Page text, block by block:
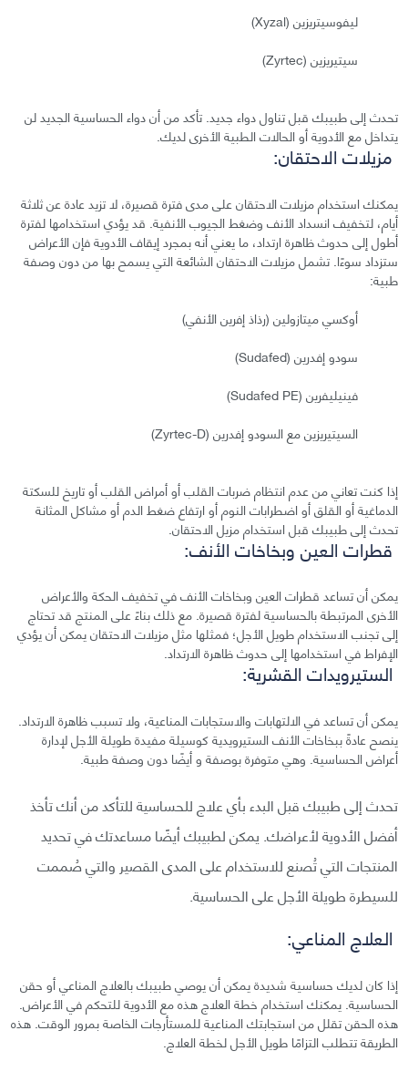
ليفوسيتريزين (Xyzal)
سيتيريزين (Zyrtec)
تحدث إلى طبيبك قبل تناول دواء جديد. تأكد من أن دواء الحساسية الجديد لن
يتداخل مع الأدوية أو الحالات الطبية الأخرى لديك.
مزيلات الاحتقان:
يمكنك استخدام مزيلات الاحتقان على مدى فترة قصيرة، لا تزيد عادة عن ثلاثة
أيام، لتخفيف انسداد الأنف وضغط الجيوب الأنفية. قد يؤدي استخدامها لفترة
أطول إلى حدوث ظاهرة ارتداد، ما يعني أنه بمجرد إيقاف الأدوية فإن الأعراض
ستزداد سوءًا. تشمل مزيلات الاحتقان الشائعة التي يسمح بها من دون وصفة
طبية:
أوكسي ميتازولين (رذاذ إفرين الأنفي)
سودو إفدرين (Sudafed)
فينيليفرين (Sudafed PE)
السيتيريزين مع السودو إفدرين (Zyrtec-D)
إذا كنت تعاني من عدم انتظام ضربات القلب أو أمراض القلب أو تاريخ للسكتة
الدماغية أو القلق أو اضطرابات النوم أو ارتفاع ضغط الدم أو مشاكل المثانة
تحدث إلى طبيبك قبل استخدام مزيل الاحتقان.
قطرات العين وبخاخات الأنف:
يمكن أن تساعد قطرات العين وبخاخات الأنف في تخفيف الحكة والأعراض
الأخرى المرتبطة بالحساسية لفترة قصيرة. مع ذلك بناءً على المنتج قد تحتاج
إلى تجنب الاستخدام طويل الأجل؛ فمثلها مثل مزيلات الاحتقان يمكن أن يؤدي
الإفراط في استخدامها إلى حدوث ظاهرة الارتداد.
الستيرويدات القشرية:
يمكن أن تساعد في الالتهابات والاستجابات المناعية، ولا تسبب ظاهرة الارتداد.
ينصح عادةً ببخاخات الأنف الستيرويدية كوسيلة مفيدة طويلة الأجل لإدارة
أعراض الحساسية. وهي متوفرة بوصفة و أيضًا دون وصفة طبية.
تحدث إلى طبيبك قبل البدء بأي علاج للحساسية للتأكد من أنك تأخذ
أفضل الأدوية لأعراضك. يمكن لطبيبك أيضًا مساعدتك في تحديد
المنتجات التي تُصنع للاستخدام على المدى القصير والتي صُممت
للسيطرة طويلة الأجل على الحساسية.
العلاج المناعي:
إذا كان لديك حساسية شديدة يمكن أن يوصي طبيبك بالعلاج المناعي أو حقن
الحساسية. يمكنك استخدام خطة العلاج هذه مع الأدوية للتحكم في الأعراض.
هذه الحقن تقلل من استجابتك المناعية للمستأرجات الخاصة بمرور الوقت. هذه
الطريقة تتطلب التزامًا طويل الأجل لخطة العلاج.